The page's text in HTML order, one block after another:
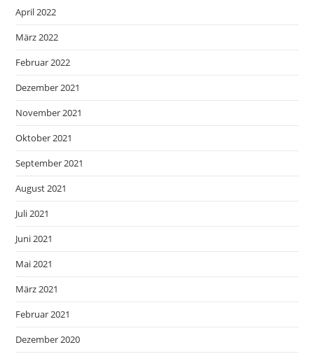
April 2022
März 2022
Februar 2022
Dezember 2021
November 2021
Oktober 2021
September 2021
August 2021
Juli 2021
Juni 2021
Mai 2021
März 2021
Februar 2021
Dezember 2020